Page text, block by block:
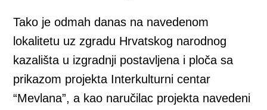
Tako je odmah danas na navedenom
lokalitetu uz zgradu Hrvatskog narodnog
kazališta u izgradnji postavljena i ploča sa
prikazom projekta Interkulturni centar
“Mevlana”, a kao naručilac projekta navedeni